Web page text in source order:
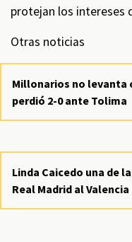
protejan los intereses
Otras noticias
Millonarios no levanta
perdió 2-0 ante Tolima
Linda Caicedo una de
Real Madrid al Valencia